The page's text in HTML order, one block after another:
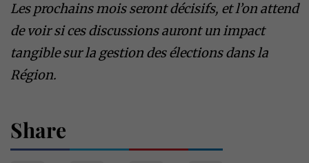
Les prochains mois seront décisifs, et l’on attend
de voir si ces discussions auront un impact
tangible sur la gestion des élections dans la
Région.
Share